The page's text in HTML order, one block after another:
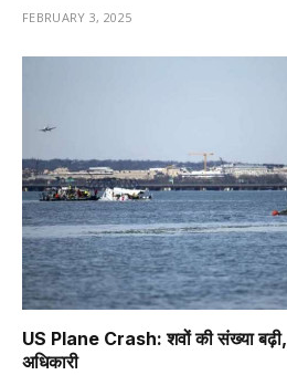
FEBRUARY 3, 2025
US Plane Crash: शवों की संख्या बढ़ी,
अधिकारी